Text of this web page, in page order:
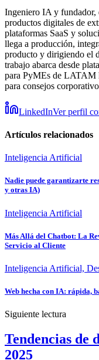
Ingeniero IA y fundador,
productos digitales de
plataformas SaaS y
llega a producción,
producto y dirigiendo el
trabajo abarca desde
para PyMEs de LATAM
para consejos
LinkedInVer perfil
Artículos relacionados
Inteligencia Artificial
Nadie puede garantizarte
y otras IA)
Inteligencia Artificial
Más Allá del Chatbot: La
Servicio al Cliente
Inteligencia Artificial,
Web hecha con IA: rápida,
Siguiente lectura
Tendencias de
2025